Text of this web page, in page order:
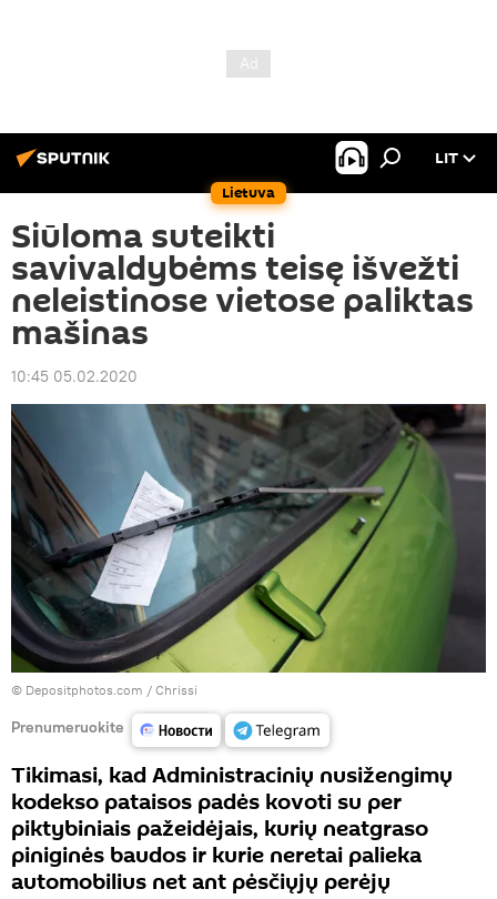
Lietuva
LIT
Siūloma suteikti
savivaldybėms teisę išvežti
neleistinose vietose paliktas
mašinas
10:45 05.02.2020
© Depositphotos.com / Сhrissi
Prenumeruokite
Tikimasi, kad Administracinių nusižengimų
kodekso pataisos padės kovoti su per
piktybiniais pažeidėjais, kurių neatgraso
piniginės baudos ir kurie neretai palieka
automobilius net ant pėsčiųjų perėjų